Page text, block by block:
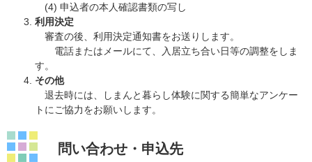
(4) 申込者の本人確認書類の写し
利用決定
審査の後、利用決定通知書をお送りします。
電話またはメールにて、入居立ち合い日等の調整をしま
す。
その他
退去時には、しまんと暮らし体験に関する簡単なアンケー
トにご協力をお願いします。
問い合わせ・申込先